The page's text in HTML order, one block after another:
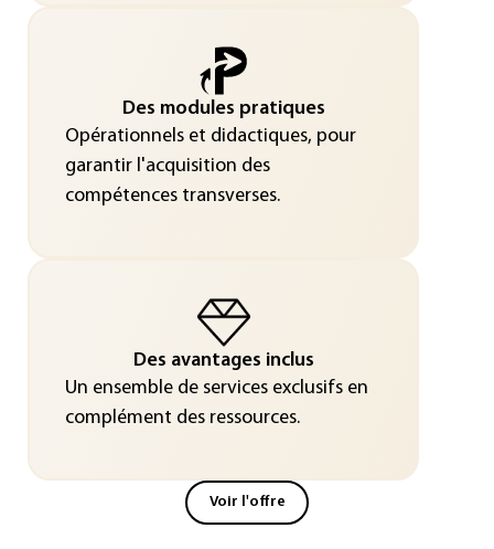
Des modules pratiques
Opérationnels et didactiques, pour
garantir l'acquisition des
compétences transverses.
Des avantages inclus
Un ensemble de services exclusifs en
complément des ressources.
Voir l'offre